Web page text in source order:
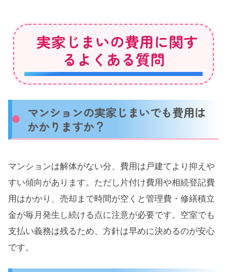
実家じまいの費用に関す
るよくある質問
マンションの実家じまいでも費用は
かかりますか？
マンションは解体がない分、費用は戸建てより抑えや
すい傾向があります。ただし片付け費用や相続登記費
用はかかり、売却まで時間が空くと管理費・修繕積立
金が毎月発生し続ける点に注意が必要です。空室でも
支払い義務は残るため、方針は早めに決めるのが安心
です。